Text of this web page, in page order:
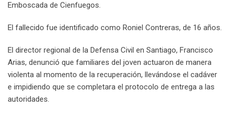
Emboscada de Cienfuegos.
El fallecido fue identificado como Roniel Contreras, de 16 años.
El director regional de la Defensa Civil en Santiago, Francisco
Arias, denunció que familiares del joven actuaron de manera
violenta al momento de la recuperación, llevándose el cadáver
e impidiendo que se completara el protocolo de entrega a las
autoridades.